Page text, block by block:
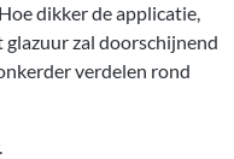
dikker de applicatie,
glazuur zal doorschijnend
verdelen rond